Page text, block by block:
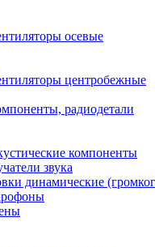
осевые
центробежные
радиодетали
компоненты
звука
динамические